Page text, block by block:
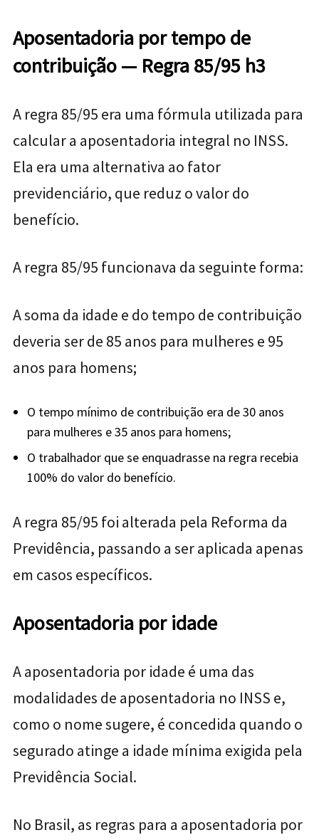
Aposentadoria por tempo de
contribuição — Regra 85/95 h3
A regra 85/95 era uma fórmula utilizada para
calcular a aposentadoria integral no INSS.
Ela era uma alternativa ao fator
previdenciário, que reduz o valor do
benefício.
A regra 85/95 funcionava da seguinte forma:
A soma da idade e do tempo de contribuição
deveria ser de 85 anos para mulheres e 95
anos para homens;
O tempo mínimo de contribuição era de 30 anos
para mulheres e 35 anos para homens;
O trabalhador que se enquadrasse na regra recebia
100% do valor do benefício.
A regra 85/95 foi alterada pela Reforma da
Previdência, passando a ser aplicada apenas
em casos específicos.
Aposentadoria por idade
A aposentadoria por idade é uma das
modalidades de aposentadoria no INSS e,
como o nome sugere, é concedida quando o
segurado atinge a idade mínima exigida pela
Previdência Social.
No Brasil, as regras para a aposentadoria por